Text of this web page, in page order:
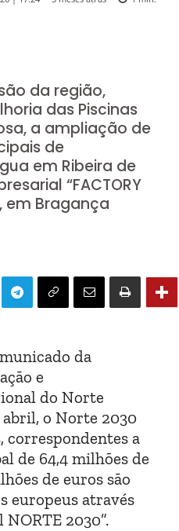
da região,
das Piscinas
a ampliação de
de
em Ribeira de
“FACTORY
em Bragança
da
e
do Norte
abril, o Norte 2030
correspondentes a
de 64,4 milhões de
de euros são
europeus através
2030”.